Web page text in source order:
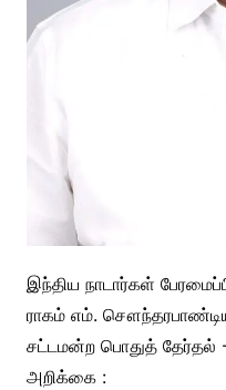
இந்திய நாடார்கள்
ராகம் எம்.
சட்டமன்ற பொதுத் தேர்தல் -
அறிக்கை :